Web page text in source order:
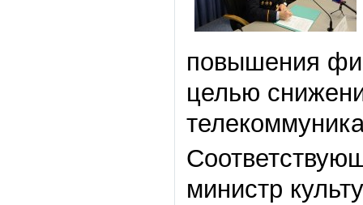
повышения
целью
министр